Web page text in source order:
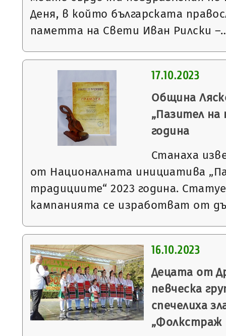
Деня, в който българската
паметта на Свети Иван Рилски
17.10.2023
Община
„Пазител на
година
Станаха
от Националната инициатива
традициите“ 2023 година.
кампанията се изработват от
16.10.2023
Децата от
певческа
спечелиха
„Фолкстраж